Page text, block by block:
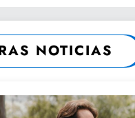
NOTICIAS